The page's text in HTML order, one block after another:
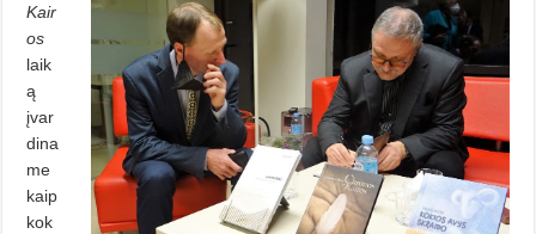
Kair
os
laik
ą
įvar
dina
me
kaip
kok